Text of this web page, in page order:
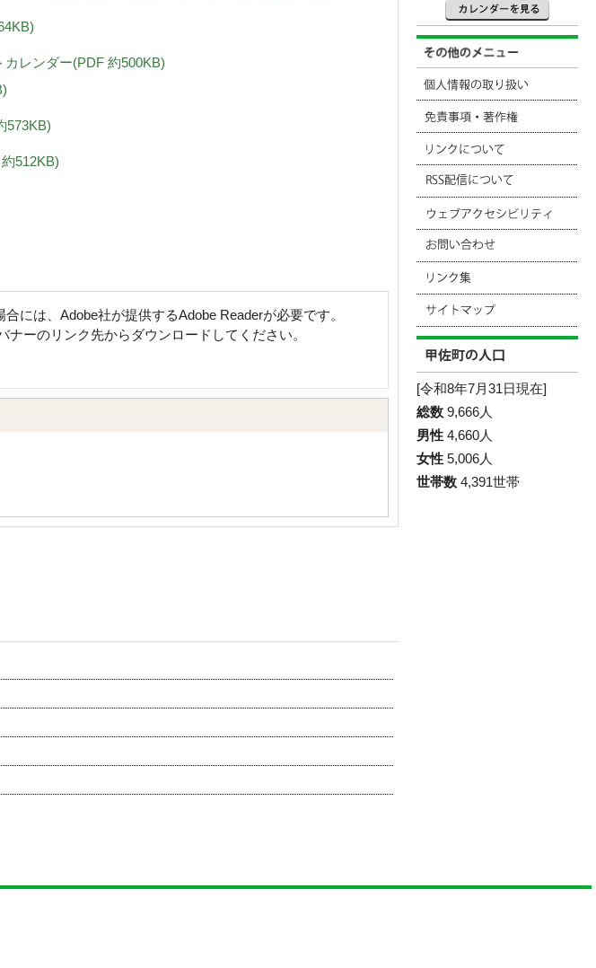
レンダー(PDF 約500KB)
573KB)
512KB)
には、Adobe社が提供するAdobe Readerが必要です。
ーのリンク先からダウンロードしてください。
[令和8年7月31日現在]
総数 9,666人
男性 4,660人
女性 5,006人
世帯数 4,391世帯